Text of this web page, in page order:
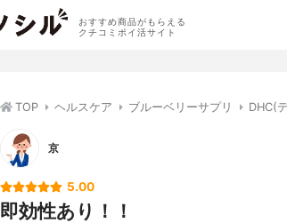
おすすめ商品がもらえる
クチコミポイ活サイト
TOP ヘルスケア ブルーベリーサプリ DHC(
京
5.00
即効性あり！！